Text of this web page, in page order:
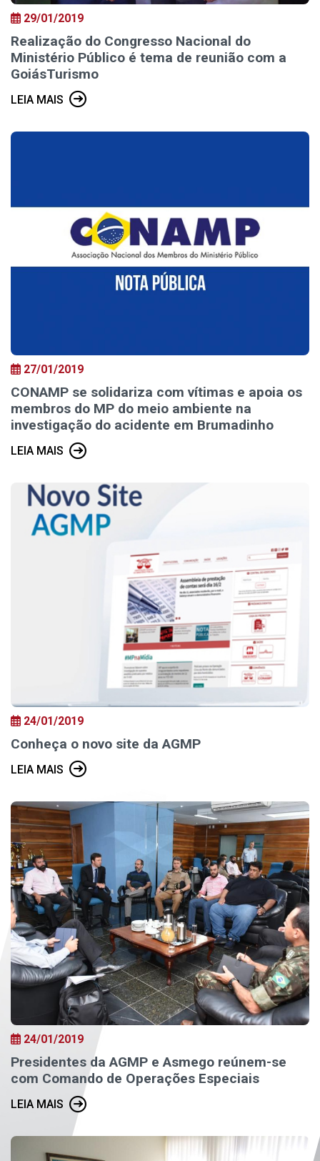
29/01/2019
Realização do Congresso Nacional do
Ministério Público é tema de reunião com a
GoiásTurismo
LEIA MAIS
27/01/2019
CONAMP se solidariza com vítimas e apoia os
membros do MP do meio ambiente na
investigação do acidente em Brumadinho
LEIA MAIS
24/01/2019
Conheça o novo site da AGMP
LEIA MAIS
24/01/2019
Presidentes da AGMP e Asmego reúnem-se
com Comando de Operações Especiais
LEIA MAIS